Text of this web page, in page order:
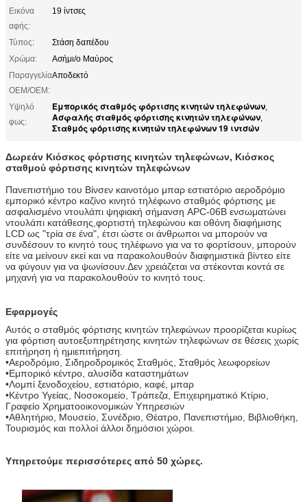
Εικόνα
αφής:
19 ίντσες
Τύπος:
Στάση δαπέδου
Χρώμα:
Ασήμι/ο Μαύρος
Παραγγελία
OEM/OEM:
Αποδεκτό
Υψηλό
φως:
Εμπορικός σταθμός φόρτισης κινητών τηλεφώνων,
Ασφαλής σταθμός φόρτισης κινητών τηλεφώνων,
Σταθμός φόρτισης κινητών τηλεφώνων 19 ιντσών
Δωρεάν Κιόσκος φόρτισης κινητών τηλεφώνων, Κιόσκος
σταθμού φόρτισης κινητών τηλεφώνων
Πανεπιστήμιο του Βίνσεν καινοτόμο μπαρ εστιατόριο αεροδρόμιο
εμπορικό κέντρο καζίνο κινητό τηλέφωνο σταθμός φόρτισης με
ασφαλισμένο ντουλάπι ψηφιακή σήμανση APC-06B ενσωματώνει
ντουλάπι κατάθεσης,φορτιστή τηλεφώνου και οθόνη διαφήμισης
LCD ως "τρία σε ένα", έτσι ώστε οι άνθρωποι να μπορούν να
συνδέσουν το κινητό τους τηλέφωνο για να το φορτίσουν, μπορούν
είτε να μείνουν εκεί και να παρακολουθούν διαφημιστικά βίντεο είτε
να φύγουν για να ψωνίσουν.Δεν χρειάζεται να στέκονται κοντά σε
μηχανή για να παρακολουθούν το κινητό τους.
Εφαρμογές
Αυτός ο σταθμός φόρτισης κινητών τηλεφώνων προορίζεται κυρίως
για φόρτιση αυτοεξυπηρέτησης κινητών τηλεφώνων σε θέσεις χωρίς
επιτήρηση ή ημιεπιτήρηση.
•Αεροδρόμιο, Σιδηροδρομικός Σταθμός, Σταθμός λεωφορείων
•Εμπορικό κέντρο, αλυσίδα καταστημάτων
•Λομπί ξενοδοχείου, εστιατόριο, καφέ, μπαρ
•Κέντρο Υγείας, Νοσοκομείο, Τράπεζα, Επιχειρηματικό Κτίριο,
Γραφείο Χρηματοοικονομικών Υπηρεσιών
•Αθλητήριο, Μουσείο, Συνέδριο, Θέατρο, Πανεπιστήμιο, Βιβλιοθήκη,
Τουρισμός και πολλοί άλλοι δημόσιοι χώροι.
Υπηρετούμε περισσότερες από 50 χώρες.